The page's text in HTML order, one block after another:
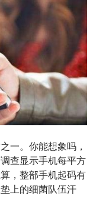
一。你能想象吗，
查显示手机每平方
，整部手机起码有
上的细菌队伍汗